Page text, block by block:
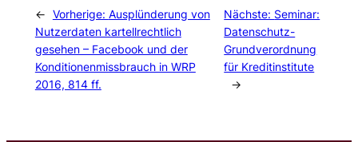
← Vorherige: Ausplünderung von
Nutzerdaten kartellrechtlich
gesehen – Facebook und der
Konditionenmissbrauch in WRP
2016, 814 ff.
Nächste: Seminar:
Datenschutz-
Grundverordnung
für Kreditinstitute
→